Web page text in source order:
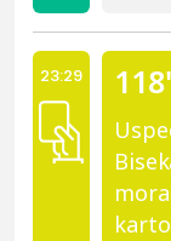
23:29